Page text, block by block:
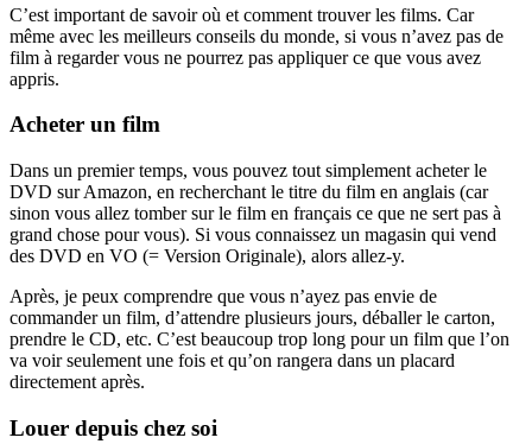
C’est important de savoir où et comment trouver les films. Car
même avec les meilleurs conseils du monde, si vous n’avez pas de
film à regarder vous ne pourrez pas appliquer ce que vous avez
appris.
Acheter un film
Dans un premier temps, vous pouvez tout simplement acheter le
DVD sur Amazon, en recherchant le titre du film en anglais (car
sinon vous allez tomber sur le film en français ce que ne sert pas à
grand chose pour vous). Si vous connaissez un magasin qui vend
des DVD en VO (= Version Originale), alors allez-y.
Après, je peux comprendre que vous n’ayez pas envie de
commander un film, d’attendre plusieurs jours, déballer le carton,
prendre le CD, etc. C’est beaucoup trop long pour un film que l’on
va voir seulement une fois et qu’on rangera dans un placard
directement après.
Louer depuis chez soi